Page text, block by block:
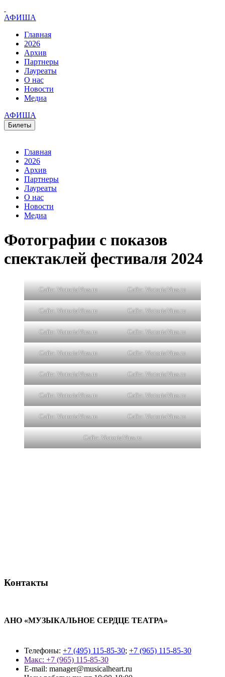
АФИША
Главная
2026
Архив
Партнеры
Лауреаты
О нас
Новости
Медиа
АФИША
Билеты
Главная
2026
Архив
Партнеры
Лауреаты
О нас
Новости
Медиа
Фотографии с показов
спектаклей фестиваля 2024
Сайт: VictoriaVins.ru Сайт: VictoriaVins.ru
Сайт: VictoriaVins.ru Сайт: VictoriaVins.ru
Сайт: VictoriaVins.ru Сайт: VictoriaVins.ru
Сайт: VictoriaVins.ru Сайт: VictoriaVins.ru
Сайт: VictoriaVins.ru Сайт: VictoriaVins.ru
Сайт: VictoriaVins.ru Сайт: VictoriaVins.ru
Сайт: VictoriaVins.ru Сайт: VictoriaVins.ru
Сайт: VictoriaVins.ru
Контакты
АНО «МУЗЫКАЛЬНОЕ СЕРДЦЕ ТЕАТРА»
Телефоны: +7 (495) 115-85-30; +7 (965) 115-85-30
Макс: +7 (965) 115-85-30
E-mail: manager@musicalheart.ru